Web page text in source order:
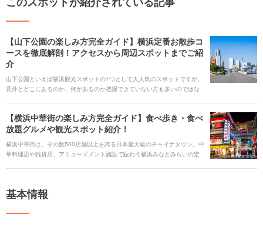
【山下公園の楽しみ方完全ガイド】横浜定番お散歩コ
ースを徹底解剖！アクセスから周辺スポットまでご紹
介
山下公園といえば横浜観光スポットの1つとして大人気のスポットですが、
意外とどこにあるのか、何があるのか把握できていない方も多いのではな
テンツが盛りだくさんなので、今度の週末には山下公園を訪れたくなるこ
と間違いなしです。 ### 人気のキーワード [keyword_link:山下公園 アクセ
チ|https://haveagood.holiday/articles/1414] [keyword_link:山下公園 駐車
場|https://haveagood.holiday/articles/1415]
【横浜中華街の楽しみ方完全ガイド】食べ歩き・食べ
放題グルメや観光スポット紹介！
横浜中華街は、その数500店舗以上を誇る日本最大級のチャイナタウン。中
華料理店や雑貨店、アミューズメント施設で賑わう横浜みなとみらいの定
30〜40分の好立地ということもあり、休日のおでかけはもちろん、仕事終
ます。 また、みなとみらいエリアはデートスポットや休日のおでかけの定
基本情報